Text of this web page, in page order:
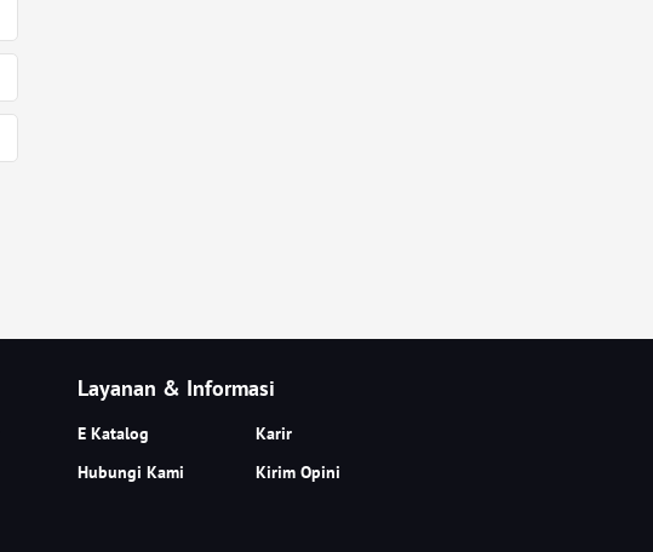
Layanan & Informasi
E Katalog
Karir
Hubungi Kami
Kirim Opini